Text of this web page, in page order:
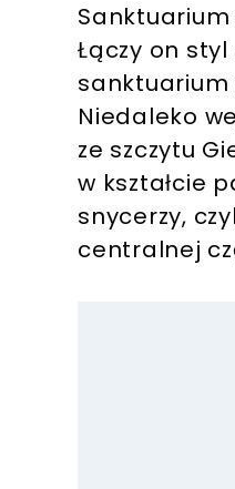
Łączy on
sanktuarium
Niedaleko
ze szczytu
w kształcie
snycerzy,
centralnej